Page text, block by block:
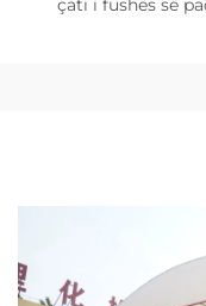
çati i fushës së